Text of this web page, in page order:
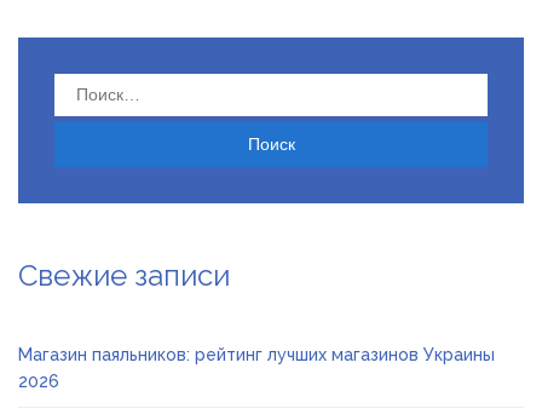
Найти:
Свежие записи
Магазин паяльников: рейтинг лучших магазинов Украины
2026